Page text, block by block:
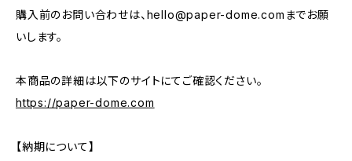
購入前のお問い合わせは、 hello@paper-dome.com までお願
いします。
本商品の詳細は以下のサイトにてご確認ください。
https://paper-dome.com
【納期について】